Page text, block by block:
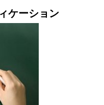
ケーション